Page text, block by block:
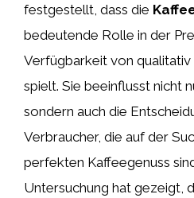
festgestellt, dass die
bedeutende Rolle in der
Verfügbarkeit von
spielt. Sie beeinflusst nicht
sondern auch die
Verbraucher, die auf der
perfekten Kaffeegenuss
Untersuchung hat gezeigt,